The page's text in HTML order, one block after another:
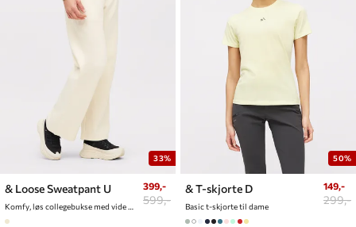
33%
& Loose Sweatpant U
Komfy, løs collegebukse med vide ben
399,-
599,-
50%
& T-skjorte D
Basic t-skjorte til dame
149,-
299,-